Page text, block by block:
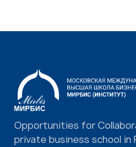
Opportunities for
private business school in